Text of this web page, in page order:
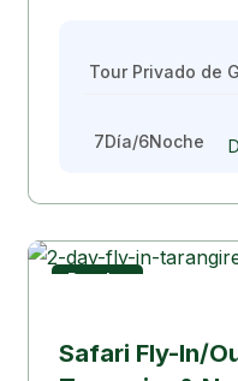
Tour Privado de
7Día/6Noche
Popular
Safari Fly-In/